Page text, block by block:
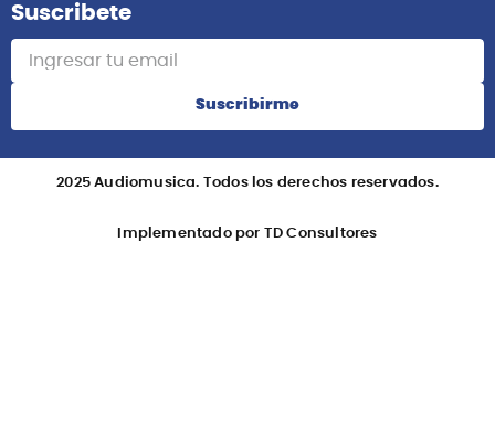
Suscribete
Suscribirme
2025 Audiomusica. Todos los derechos reservados.
Implementado por TD Consultores